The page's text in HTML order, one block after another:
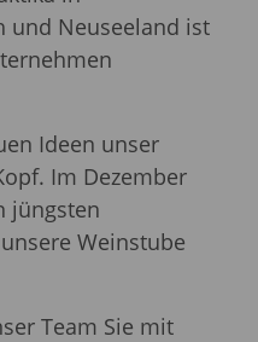
und Neuseeland ist
Ideen unser
Im Dezember
jüngsten
Weinstube
Team Sie mit